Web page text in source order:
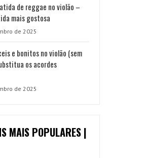
de reggae no violão –
mais gostosa
de 2025
e bonitos no violão (sem
os acordes
de 2025
MAIS POPULARES |